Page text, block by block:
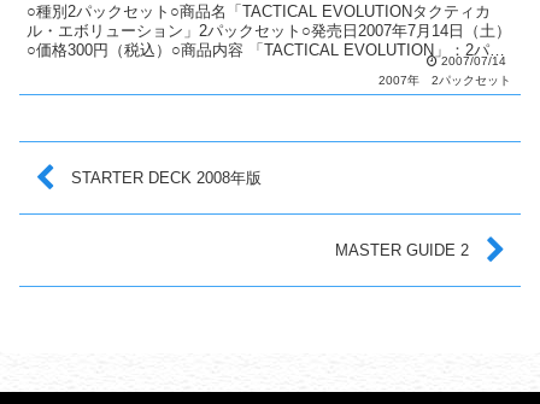
○種別2パックセット○商品名「TACTICAL EVOLUTIONタクティカ
ル・エボリューション」2パックセット○発売日2007年7月14日（土）
○価格300円（税込）○商品内容 「TACTICAL EVOLUTION」：2パッ
2007/07/14
2007年
2パックセット
STARTER DECK 2008年版
MASTER GUIDE 2